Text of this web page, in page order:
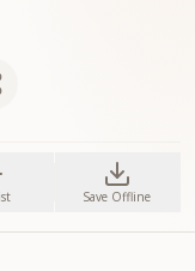
Save Offline